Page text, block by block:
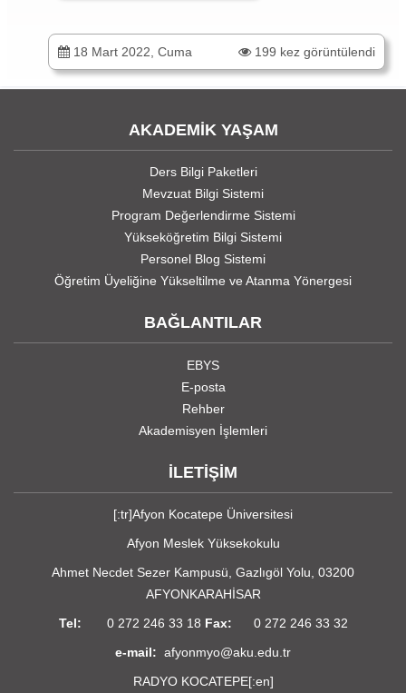
18 Mart 2022, Cuma 199 kez görüntülendi
AKADEMİK YAŞAM
Ders Bilgi Paketleri
Mevzuat Bilgi Sistemi
Program Değerlendirme Sistemi
Yükseköğretim Bilgi Sistemi
Personel Blog Sistemi
Öğretim Üyeliğine Yükseltilme ve Atanma Yönergesi
BAĞLANTILAR
EBYS
E-posta
Rehber
Akademisyen İşlemleri
İLETİŞİM
[:tr]Afyon Kocatepe Üniversitesi
Afyon Meslek Yüksekokulu
Ahmet Necdet Sezer Kampusü, Gazlıgöl Yolu, 03200
AFYONKARAHİSAR
Tel: 0 272 246 33 18 Fax: 0 272 246 33 32
e-mail: afyonmyo@aku.edu.tr
RADYO KOCATEPE[:en]